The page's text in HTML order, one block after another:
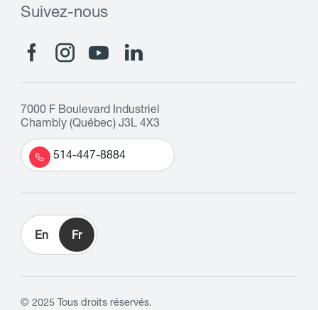
Suivez-nous
7000 F Boulevard Industriel
Chambly (Québec) J3L 4X3
514-447-8884
En Fr
© 2025 Tous droits réservés.